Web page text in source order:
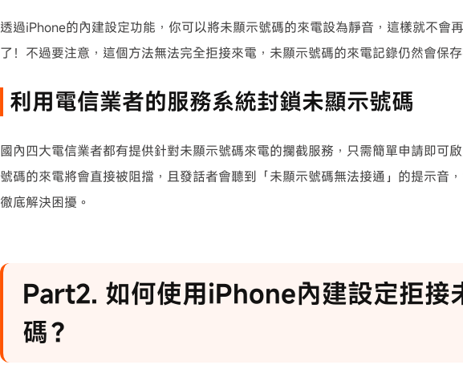
透過iPhone的內建設定功能，你可以將未顯示號碼的來電設為靜音，這樣就不會
了！不過要注意，這個方法無法完全拒接來電，未顯示號碼的來電記錄仍然會保
利用電信業者的服務系統封鎖未顯示號碼
國內四大電信業者都有提供針對未顯示號碼來電的攔截服務，只需簡單申請即可
號碼的來電將會直接被阻擋，且發話者會聽到「未顯示號碼無法接通」的提示音
徹底解決困擾。
︎︎Part2. 如何使用iPhone內建設定拒接
碼？